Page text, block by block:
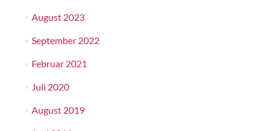
August 2023
September 2022
Februar 2021
Juli 2020
August 2019